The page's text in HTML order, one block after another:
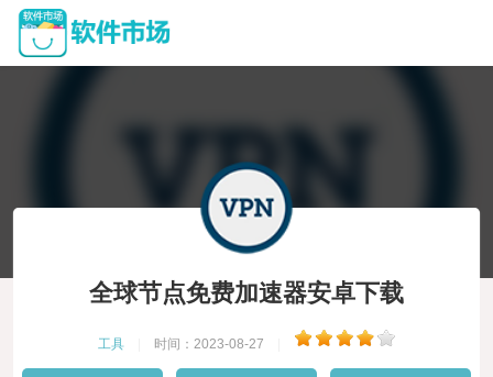
全球节点免费加速器安卓下载
工具 时间：2023-08-27